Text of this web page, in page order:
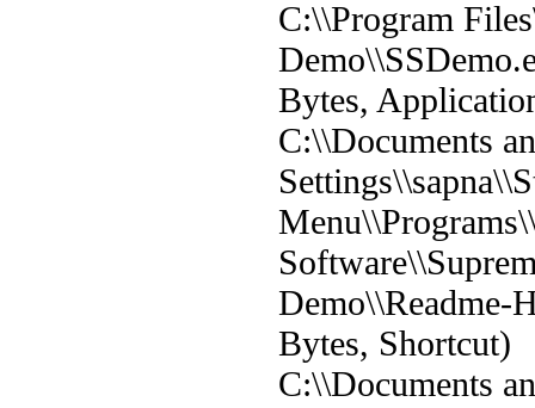
C:\\Program
Bytes,
C:\\Documents
Demo\\Readme-
Bytes, Shortcut)
C:\\Documents